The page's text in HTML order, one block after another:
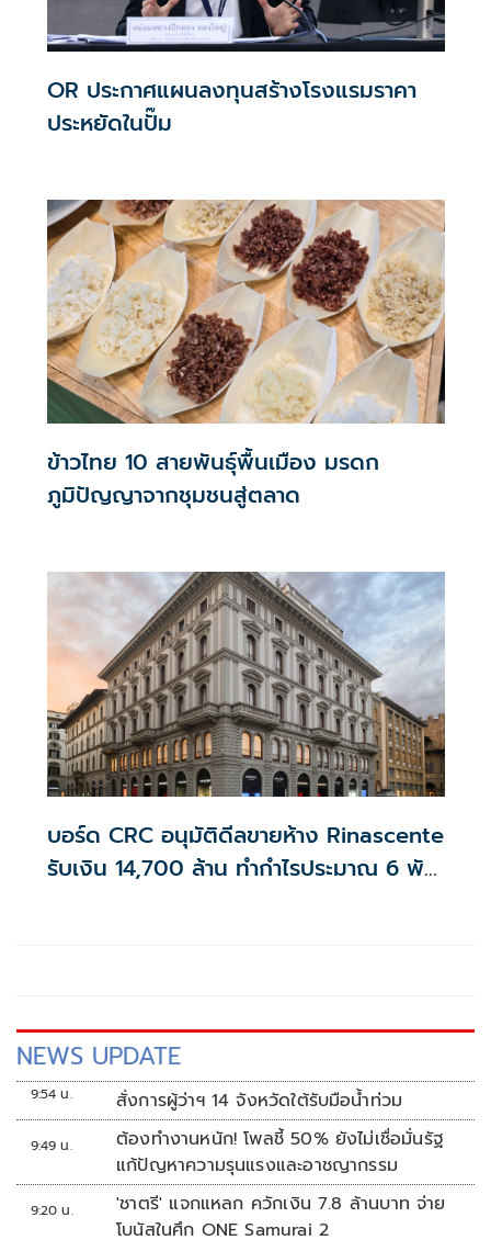
OR ประกาศแผนลงทุนสร้างโรงแรมราคา
ประหยัดในปั๊ม
ข้าวไทย 10 สายพันธุ์พื้นเมือง มรดก
ภูมิปัญญาจากชุมชนสู่ตลาด
บอร์ด CRC อนุมัติดีลขายห้าง Rinascente
รับเงิน 14,700 ล้าน ทำกำไรประมาณ 6 พัน
NEWS UPDATE
9:54 น. สั่งการผู้ว่าฯ 14 จังหวัดใต้รับมือน้ำท่วม
9:49 น.
ต้องทำงานหนัก! โพลชี้ 50% ยังไม่เชื่อมั่นรัฐ
แก้ปัญหาความรุนแรงและอาชญากรรม
9:20 น.
'ชาตรี' แจกแหลก ควักเงิน 7.8 ล้านบาท จ่าย
โบนัสในศึก ONE Samurai 2